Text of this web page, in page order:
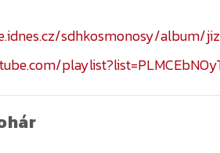
06. 06. 2026 už v 10.00. Káčovský